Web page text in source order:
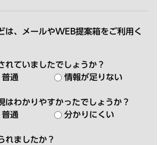
は、メールやWEB提案箱をご利用く
れていましたでしょうか？
普通 情報が足りない
はわかりやすかったでしょうか？
普通 分かりにくい
れましたか？